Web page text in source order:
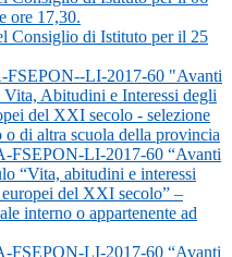
ore 17,30.
Consiglio di Istituto per il 25
FSEPON--LI-2017-60 "Avanti
Abitudini e Interessi degli
del XXI secolo - selezione
o di altra scuola della provincia
FSEPON-LI-2017-60 “Avanti
“Vita, abitudini e interessi
del XXI secolo” –
interno o appartenente ad
FSEPON-LI-2017-60 “Avanti